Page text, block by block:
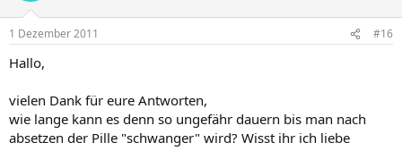
1 Dezember 2011 #16
Hallo,
vielen Dank für eure Antworten,
wie lange kann es denn so ungefähr dauern bis man nach
absetzen der Pille "schwanger" wird? Wisst ihr ich liebe